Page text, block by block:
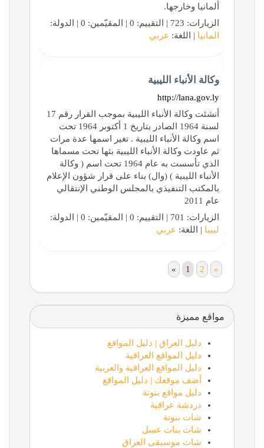
ألمانيا وخارجها.
الزيارات: 723 | التقييم: 0 | المقيّمين: 0 | الدولة:
المانيا | اللغة: عربي
وكالة الأنباء الليبية
http://lana.gov.ly
أنشئت وكالة الأنباء الليبية بموجب القرار رقم 17
لسنة 1964 الصادر بتاريخ 1 أكتوبر 1964 تحت
اسم وكالة الأنباء الليبية . تغير اسمها عدة مرات
ثم عاودت وكالة الأنباء الليبية بثها تحت مسماها
الذي تأسست به عام 1964 تحت اسم ( وكالة
الأنباء الليبية ) (وال) بناء على قرار شؤون الإعلام
بالمكتب التنفيذي بالمجلس الوطني الإنتقالي
عام 2011
الزيارات: 701 | التقييم: 0 | المقيّمين: 0 | الدولة:
ليبيا | اللغة: عربي
« 1 2 »
مواقع مميزة
دليل العراق | دليل المواقع
دليل المواقع العراقية
دليل المواقع العراقية والعربية
أضف موقعك | دليل المواقع
دليل مواقع بنوتة
دردشة عراقية
شات بنوتة
شات بنات عسل
شات موسيقى العراق